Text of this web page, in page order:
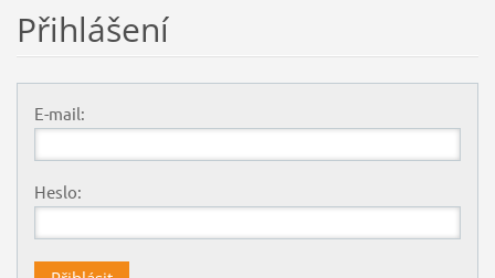
Přihlášení
E-mail:
Heslo: